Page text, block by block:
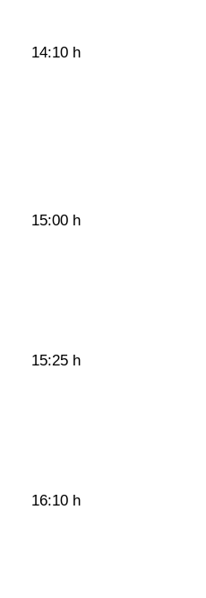
14:10 h
15:00 h
15:25 h
16:10 h